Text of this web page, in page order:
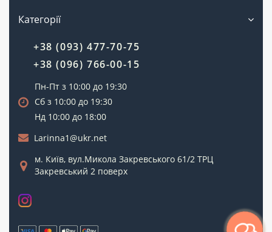
Категорії
+38 (093) 477-70-75
+38 (096) 766-00-15
Пн-Пт з 10:00 до 19:30
Сб з 10:00 до 19:30
Нд 10:00 до 18:00
Larinna1@ukr.net
м. Київ, вул.Микола Закревського 61/2 ТРЦ
Закревський 2 поверх